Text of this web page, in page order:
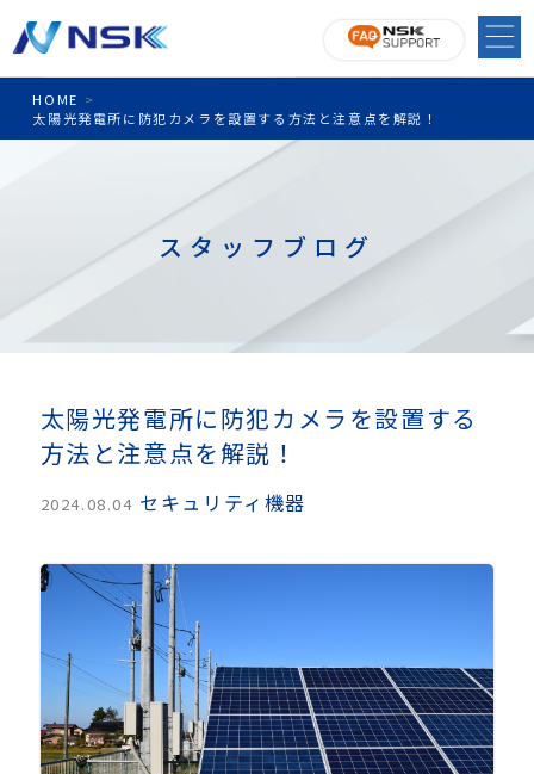
HOME >
太陽光発電所に防犯カメラを設置する方法と注意点を解説！
スタッフブログ
太陽光発電所に防犯カメラを設置する
方法と注意点を解説！
2024.08.04 セキュリティ機器